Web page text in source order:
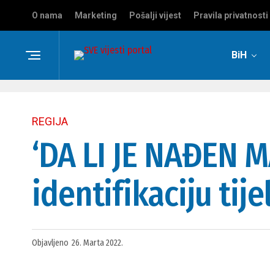
O nama Marketing Pošalji vijest Pravila privatnosti
BiH
REGIJA
‘DA LI JE NAĐEN
identifikaciju
Objavljeno 26. Marta 2022.